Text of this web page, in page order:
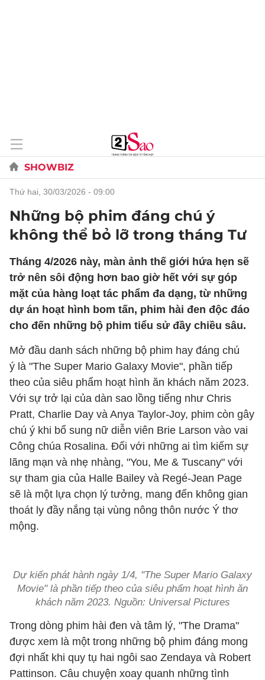
SHOWBIZ
thứ hai, 30/03/2026 - 09:00
Những bộ phim đáng chú ý
không thể bỏ lỡ trong tháng Tư
Tháng 4/2026 này, màn ảnh thế giới hứa hẹn sẽ
trở nên sôi động hơn bao giờ hết với sự góp
mặt của hàng loạt tác phẩm đa dạng, từ những
dự án hoạt hình bom tấn, phim hài đen độc đáo
cho đến những bộ phim tiểu sử đầy chiều sâu.
Mở đầu danh sách những bộ phim hay đáng chú
ý là "The Super Mario Galaxy Movie", phần tiếp
theo của siêu phẩm hoạt hình ăn khách năm 2023.
Với sự trở lại của dàn sao lồng tiếng như Chris
Pratt, Charlie Day và Anya Taylor-Joy, phim còn gây
chú ý khi bổ sung nữ diễn viên Brie Larson vào vai
Công chúa Rosalina. Đối với những ai tìm kiếm sự
lãng mạn và nhẹ nhàng, "You, Me & Tuscany" với
sự tham gia của Halle Bailey và Regé-Jean Page
sẽ là một lựa chọn lý tưởng, mang đến không gian
thoát ly đầy nắng tại vùng nông thôn nước Ý thơ
mộng.
Dự kiến phát hành ngày 1/4, "The Super Mario Galaxy
Movie" là phần tiếp theo của siêu phẩm hoạt hình ăn
khách năm 2023. Nguồn: Universal Pictures
Trong dòng phim hài đen và tâm lý, "The Drama"
được xem là một trong những bộ phim đáng mong
đợi nhất khi quy tụ hai ngôi sao Zendaya và Robert
Pattinson. Câu chuyện xoay quanh những tình